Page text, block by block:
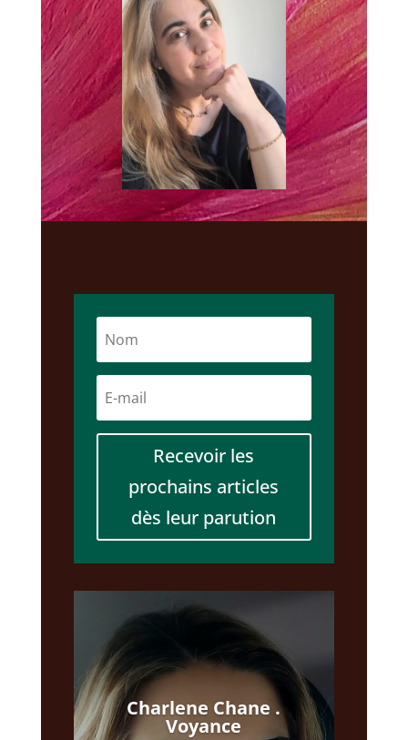
Recevoir les
prochains articles
dès leur parution
Charlene Chane .
Voyance